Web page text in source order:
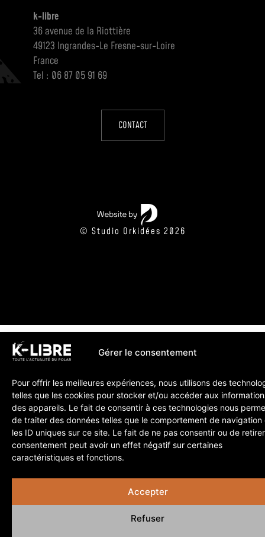
Gérer le consentement
Pour offrir les meilleures expériences, nous utilisons des
telles que les cookies pour stocker et/ou accéder aux
des appareils. Le fait de consentir à ces technologies nous
de traiter des données telles que le comportement de navigation
les ID uniques sur ce site. Le fait de ne pas consentir ou de
consentement peut avoir un effet négatif sur certaines
caractéristiques et fonctions.
Accepter
Refuser
k-libre
36 avenue de la Riottière
49123 Ingrandes-Le Fresne-sur-Loire
France
Tel : 06 87 05 91 69
CONTACT
© Studio Orkidées 2026